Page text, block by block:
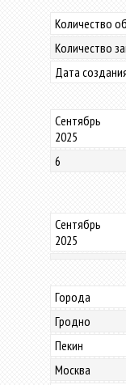
Количество
Количество
Дата
Сентябрь
2025
6
Сентябрь
2025
Города
Гродно
Пекин
Москва